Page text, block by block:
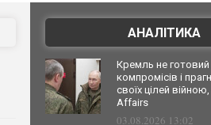
АНАЛІТИКА
Кремль не
компромісів і
своїх цілей
Affairs
03.08.2026 13:02